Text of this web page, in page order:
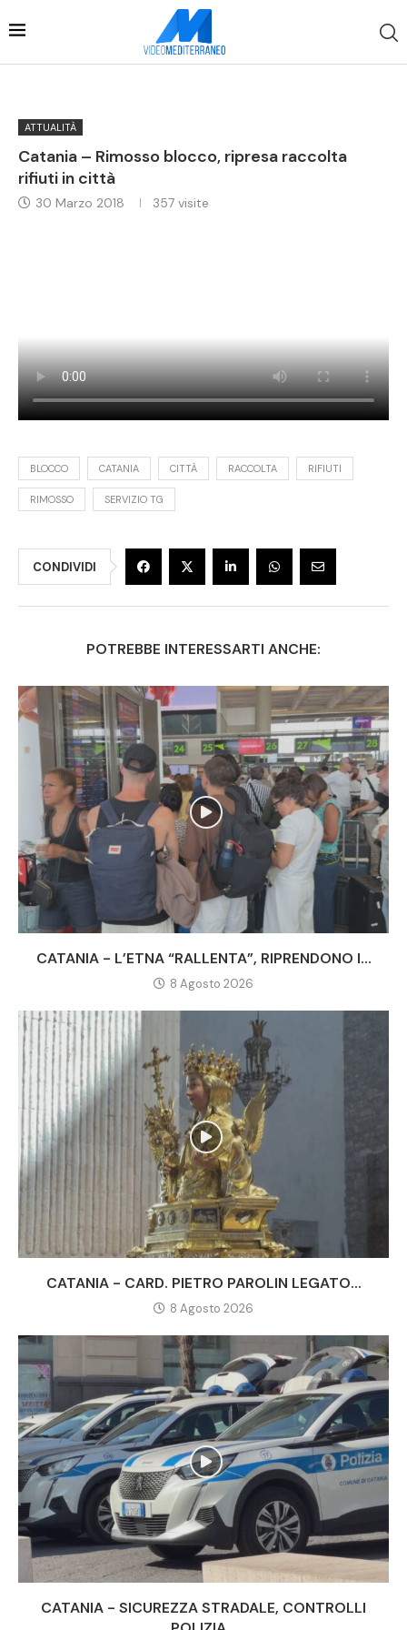
ATTUALITÀ
Catania – Rimosso blocco, ripresa raccolta
rifiuti in città
30 Marzo 2018 357 visite
BLOCCO CATANIA CITTÀ RACCOLTA RIFIUTI
RIMOSSO SERVIZIO TG
CONDIVIDI
POTREBBE INTERESSARTI ANCHE:
CATANIA - L’ETNA “RALLENTA”, RIPRENDONO I...
8 Agosto 2026
CATANIA - CARD. PIETRO PAROLIN LEGATO...
8 Agosto 2026
CATANIA - SICUREZZA STRADALE, CONTROLLI